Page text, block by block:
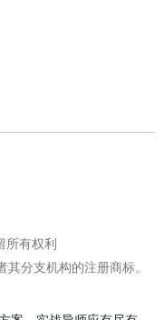
所有权利
分支机构的注册商标。